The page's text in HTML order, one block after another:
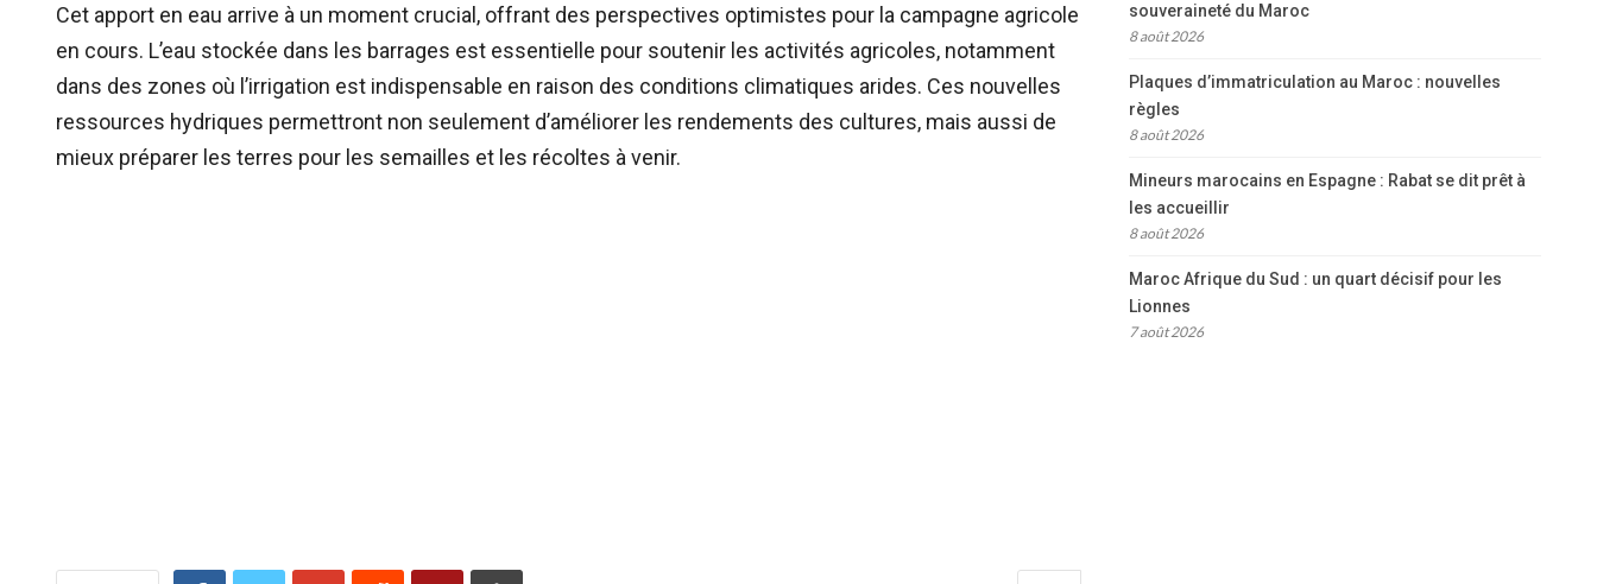
Cet apport en eau arrive à un moment crucial, offrant des perspectives optimistes pour la campagne agricole
en cours. L’eau stockée dans les barrages est essentielle pour soutenir les activités agricoles, notamment
dans des zones où l’irrigation est indispensable en raison des conditions climatiques arides. Ces nouvelles
ressources hydriques permettront non seulement d’améliorer les rendements des cultures, mais aussi de
mieux préparer les terres pour les semailles et les récoltes à venir.
souveraineté du Maroc
8 août 2026
Plaques d’immatriculation au Maroc : nouvelles
règles
8 août 2026
Mineurs marocains en Espagne : Rabat se dit prêt à
les accueillir
8 août 2026
Maroc Afrique du Sud : un quart décisif pour les
Lionnes
7 août 2026